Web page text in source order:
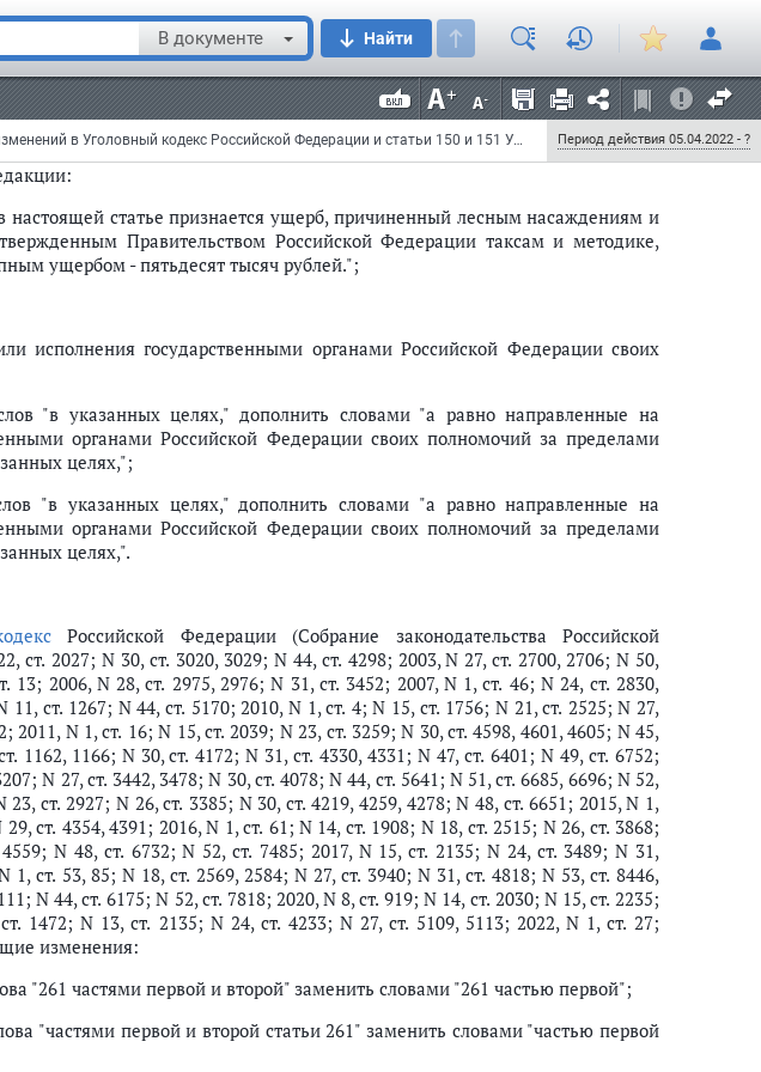
В документе Найти
Федеральный закон от 25 марта 2022 г. N 63-ФЗ "О внесении изменений в Уголовный кодекс Российской Федерации и статьи 150 и 151 Уголовно-процессуального кодекса Российской Федерации" Период действия 05.04.2022 - ?
тысяч до пятисот тысяч рублей или в размере заработной платы или
двух до трех лет, либо обязательными работами на срок до четырехсот
работами на срок до двух лет, либо принудительными работами на срок
тот же срок.";
статье признается ущерб, причиненный лесным насаждениям и
Правительством Российской Федерации таксам и методике,
ущербом - пятьдесят тысяч рублей.";
исполнения государственными органами Российской Федерации своих
"в указанных целях," дополнить словами "а равно направленные на
органами Российской Федерации своих полномочий за пределами
целях,";
"в указанных целях," дополнить словами "а равно направленные на
органами Российской Федерации своих полномочий за пределами
целях,".
Российской Федерации (Собрание законодательства Российской
ст. 2027; N 30, ст. 3020, 3029; N 44, ст. 4298; 2003, N 27, ст. 2700, 2706; N 50,
13; 2006, N 28, ст. 2975, 2976; N 31, ст. 3452; 2007, N 1, ст. 46; N 24, ст. 2830,
ст. 1267; N 44, ст. 5170; 2010, N 1, ст. 4; N 15, ст. 1756; N 21, ст. 2525; N 27,
2011, N 1, ст. 16; N 15, ст. 2039; N 23, ст. 3259; N 30, ст. 4598, 4601, 4605; N 45,
1162, 1166; N 30, ст. 4172; N 31, ст. 4330, 4331; N 47, ст. 6401; N 49, ст. 6752;
N 27, ст. 3442, 3478; N 30, ст. 4078; N 44, ст. 5641; N 51, ст. 6685, 6696; N 52,
ст. 2927; N 26, ст. 3385; N 30, ст. 4219, 4259, 4278; N 48, ст. 6651; 2015, N 1,
ст. 4354, 4391; 2016, N 1, ст. 61; N 14, ст. 1908; N 18, ст. 2515; N 26, ст. 3868;
N 48, ст. 6732; N 52, ст. 7485; 2017, N 15, ст. 2135; N 24, ст. 3489; N 31,
1, ст. 53, 85; N 18, ст. 2569, 2584; N 27, ст. 3940; N 31, ст. 4818; N 53, ст. 8446,
N 44, ст. 6175; N 52, ст. 7818; 2020, N 8, ст. 919; N 14, ст. 2030; N 15, ст. 2235;
1472; N 13, ст. 2135; N 24, ст. 4233; N 27, ст. 5109, 5113; 2022, N 1, ст. 27;
изменения:
"261 частями первой и второй" заменить словами "261 частью первой";
"частями первой и второй статьи 261" заменить словами "частью первой